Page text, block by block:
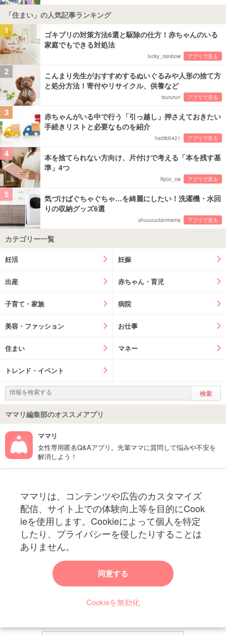
「住まい」の人気記事ランキング
1
ゴキブリの対策方法6選と駆除の仕方！赤ちゃんのいる
家庭でもできる対処法
lucky_rainbow アプリで見る
2
こんまり先生がおすすめするぬいぐるみや人形の捨て方
と処分方法！寄付やリサイクル、供養など
tsururun アプリで見る
3
赤ちゃんがいる中で行う「引っ越し」押さえておきたい
手続きリストと必要なものを紹介
hattiki0421 アプリで見る
4
本を捨てられない方向け、片付けで考える「本を残す基
準」4つ
lilyco_cw アプリで見る
5
気づけばぐちゃぐちゃ…を綺麗にしたい！洗濯機・水回
りの収納グッズ6選
shuuuuutanmama アプリで見る
カテゴリー一覧
妊活 妊娠
出産 赤ちゃん・育児
子育て・家族 病院
美容・ファッション お仕事
住まい マネー
トレンド・イベント
ママリ編集部のオススメアプリ
ママリ
女性専用匿名Q&Aアプリ。先輩ママに質問して悩みや不安を
解消しよう！
ママリは、コンテンツや広告のカスタマイズ
配信、サイト上での体験向上等を目的にCook
ieを使用します。Cookieによって個人を特定
したり、プライバシーを侵したりすることは
ありません。
同意する
Cookieを無効化
妊娠〜子育て中のお役立ち情報を配信中
ママリからのお知らせ
今ママリで読みたい記事は何ですか？
ママリ編集部がみなさんのご意見をもとに記事を作成させていただきま